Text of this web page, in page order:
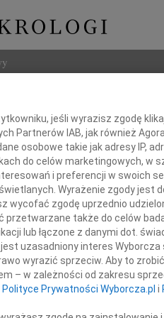
do wiadomości o śmierci Pani
i skromny człowiek.
jeśli wyrazisz zgodę
Partnerów IAB, jak również
osobowe takie jak adresy IP,
do celów marketingowych, w
i preferencji w swoich
Wyrażenie zgody jest
wycofać zgodę uprzednio
przetwarzane także do celów
lub łączone z danymi dot.
uzasadniony interes Wyborcza
wyrazić sprzeciw. Aby to
– w zależności od zakresu
Polityce Prywatności Wyborcza.pl i